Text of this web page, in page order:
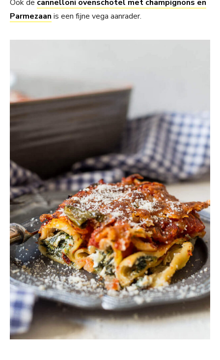
Ook de cannelloni ovenschotel met champignons en
Parmezaan is een fijne vega aanrader.